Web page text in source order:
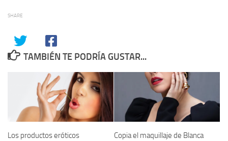
SHARE
TAMBIÉN TE PODRÍA GUSTAR...
Los productos eróticos
Copia el maquillaje de Blanca